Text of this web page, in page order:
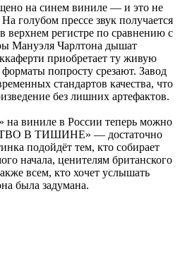
на синем виниле — и это не
голубом прессе звук получается
верхнем регистре по сравнению с
Мануэля Чарлтона дышат
приобретает ту живую
попросту срезают. Завод
стандартов качества, что
без лишних артефактов.
на виниле в России теперь можно
В ТИШИНЕ» — достаточно
подойдёт тем, кто собирает
начала, ценителям британского
всем, кто хочет услышать
была задумана.